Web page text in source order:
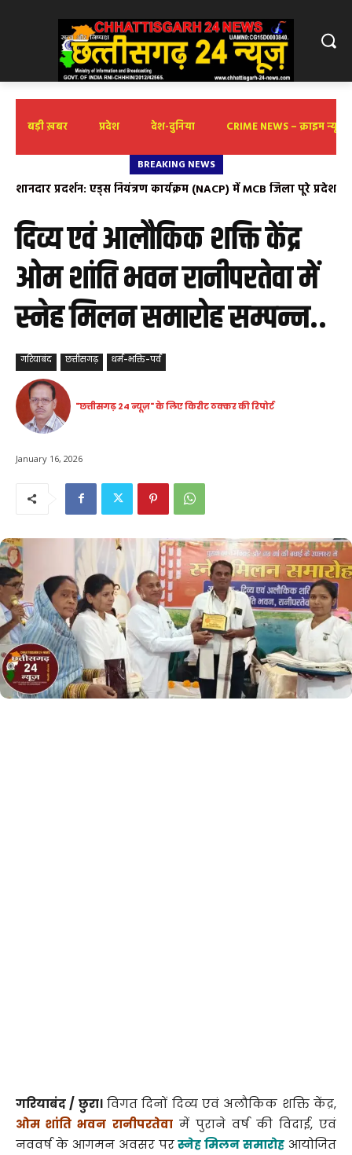
बड़ी ख़बर प्रदेश देश-दुनिया CRIME NEWS – क्राइम न्यूज़
BREAKING NEWS
शानदार प्रदर्शन: एड्स नियंत्रण कार्यक्रम (NACP) में MCB जिला पूरे प्रदेश
किरण सिंह देव के शीघ्र स्वास्थ्य लाभ के लिए की गई महाप्रभु से प्रार्थना
दिव्य एवं आलौकिक शक्ति केंद्र
ओम शांति भवन रानीपरतेवा में
स्नेह मिलन समारोह सम्पन्न..
गरियाबंद छत्तीसगढ़ धर्म-भक्ति-पर्व
"छत्तीसगढ़ 24 न्यूज़" के लिए किरीट ठक्कर की रिपोर्ट
January 16, 2026
गरियाबंद / छुरा।विगत दिनों दिव्य एवं अलौकिक शक्ति केंद्र,
ओम शांति भवन रानीपरतेवामें पुराने वर्ष की विदाई, एवं
नववर्ष के आगमन अवसर परस्नेह मिलन समारोह आयोजित